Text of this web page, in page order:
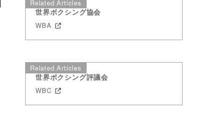
Related Articles
世界ボクシング協会
WBA
Related Articles
世界ボクシング評議会
WBC